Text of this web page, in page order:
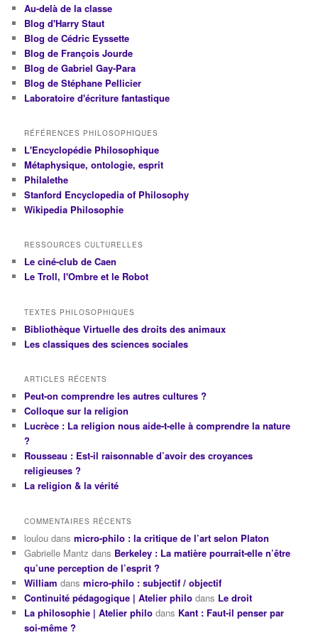
Au-delà de la classe
Blog d'Harry Staut
Blog de Cédric Eyssette
Blog de François Jourde
Blog de Gabriel Gay-Para
Blog de Stéphane Pellicier
Laboratoire d'écriture fantastique
RÉFÉRENCES PHILOSOPHIQUES
L'Encyclopédie Philosophique
Métaphysique, ontologie, esprit
Philalethe
Stanford Encyclopedia of Philosophy
Wikipedia Philosophie
RESSOURCES CULTURELLES
Le ciné-club de Caen
Le Troll, l'Ombre et le Robot
TEXTES PHILOSOPHIQUES
Bibliothèque Virtuelle des droits des animaux
Les classiques des sciences sociales
ARTICLES RÉCENTS
Peut-on comprendre les autres cultures ?
Colloque sur la religion
Lucrèce : La religion nous aide-t-elle à comprendre la nature
?
Rousseau : Est-il raisonnable d’avoir des croyances
religieuses ?
La religion & la vérité
COMMENTAIRES RÉCENTS
loulou dansmicro-philo : la critique de l’art selon Platon
Gabrielle Mantz dans Berkeley : La matière pourrait-elle n’être
qu’une perception de l’esprit ?
William dansmicro-philo : subjectif / objectif
Continuité pédagogique | Atelier philo dans Le droit
La philosophie | Atelier philo dans Kant : Faut-il penser par
soi-même ?